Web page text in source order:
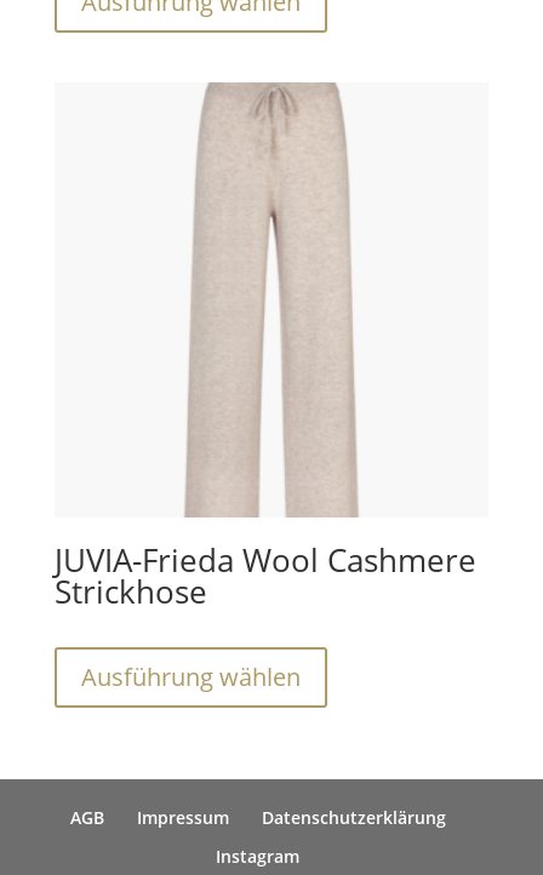
weist
Varianten
auf.
Die
gewählt
werden
JUVIA-Frieda Wool Cashmere
Strickhose
Ausführung wählen
weist
Varianten
auf.
AGB Impressum
Datenschutzerklärung
Instagram